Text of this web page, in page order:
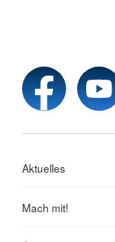
Aktuelles
Mach mit!